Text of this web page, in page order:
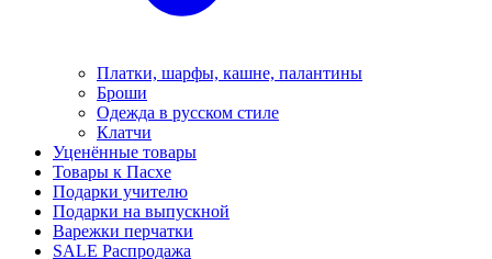
Платки, шарфы, кашне, палантины
Броши
Одежда в русском стиле
Клатчи
Уценённые товары
Товары к Пасхе
Подарки учителю
Подарки на выпускной
Варежки перчатки
SALE Распродажа